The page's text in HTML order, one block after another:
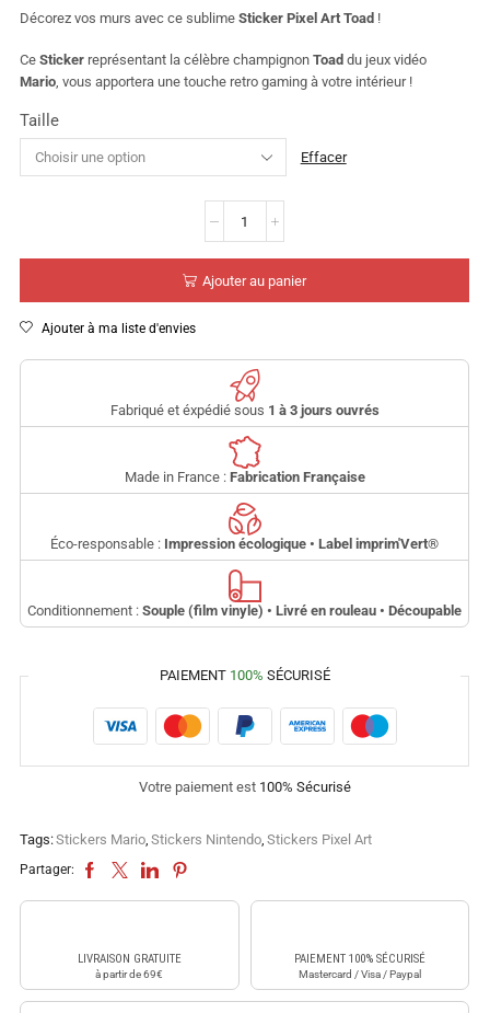
Décorez vos murs avec ce sublime Sticker Pixel Art Toad !
Ce Sticker représentant la célèbre champignon Toad du jeux vidéo
Mario, vous apportera une touche retro gaming à votre intérieur !
Taille
Effacer
Ajouter au panier
Ajouter à ma liste d'envies
Fabriqué et éxpédié sous 1 à 3 jours ouvrés
Made in France : Fabrication Française
Éco-responsable : Impression écologique • Label imprim'Vert®
Conditionnement : Souple (film vinyle) • Livré en rouleau • Découpable
PAIEMENT 100% SÉCURISÉ
Votre paiement est 100% Sécurisé
Tags:Stickers Mario, Stickers Nintendo, Stickers Pixel Art
Partager:
LIVRAISON GRATUITE
à partir de 69€
PAIEMENT 100% SÉCURISÉ
Mastercard / Visa / Paypal